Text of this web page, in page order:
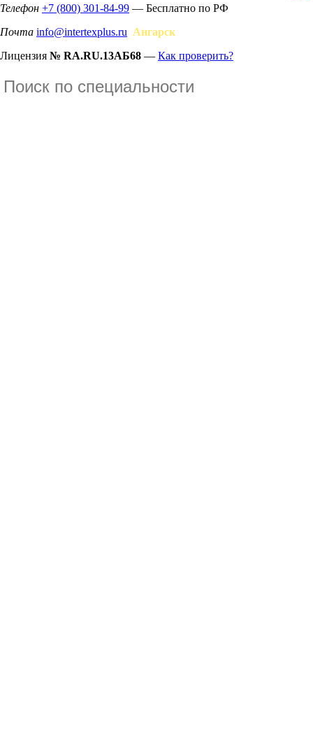
Телефон +7 (800) 301-84-99 — Бесплатно по РФ
Почта info@intertexplus.ru Ангарск
Лицензия № RA.RU.13АБ68 — Как проверить?